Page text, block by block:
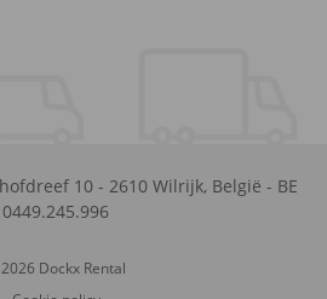
10 - 2610 Wilrijk, België - BE
0449.245.996
Dockx Rental